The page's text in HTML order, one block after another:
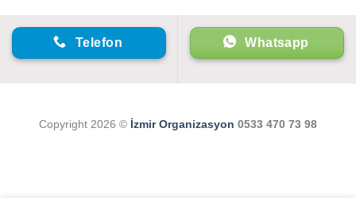
Telefon Whatsapp
Copyright 2026 © İzmir Organizasyon 0533 470 73 98